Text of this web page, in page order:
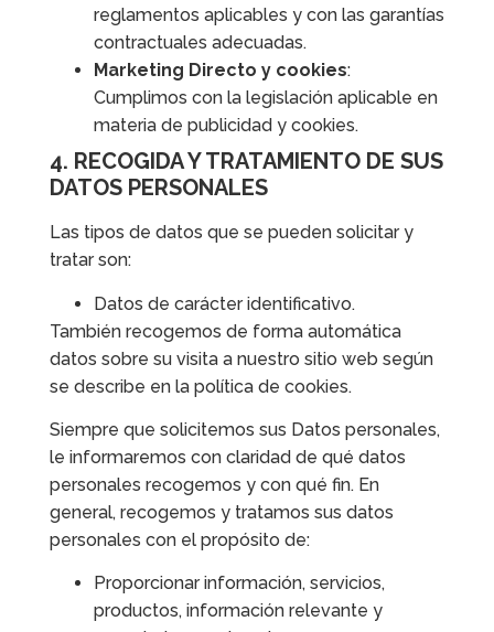
reglamentos aplicables y con las garantías
contractuales adecuadas.
Marketing Directo y cookies:
Cumplimos con la legislación aplicable en
materia de publicidad y cookies.
4. RECOGIDA Y TRATAMIENTO DE SUS
DATOS PERSONALES
Las tipos de datos que se pueden solicitar y
tratar son:
Datos de carácter identificativo.
También recogemos de forma automática
datos sobre su visita a nuestro sitio web según
se describe en la política de cookies.
Siempre que solicitemos sus Datos personales,
le informaremos con claridad de qué datos
personales recogemos y con qué fin. En
general, recogemos y tratamos sus datos
personales con el propósito de:
Proporcionar información, servicios,
productos, información relevante y